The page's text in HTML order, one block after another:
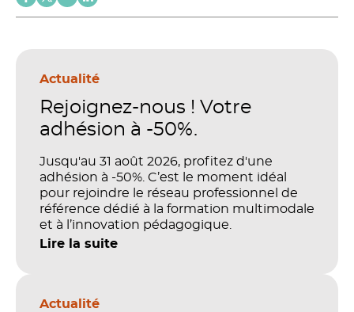
Actualité
Rejoignez-nous ! Votre
adhésion à -50%.
Jusqu'au 31 août 2026, profitez d'une
adhésion à -50%. C’est le moment idéal
pour rejoindre le réseau professionnel de
référence dédié à la formation multimodale
et à l’innovation pédagogique.
Lire la suite
Actualité